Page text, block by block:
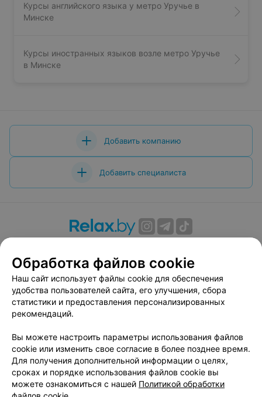
Курсы английского языка у метро Уручье в
Минске
Курсы иностранных языков возле метро Уручье
в Минске
Добавить компанию
Добавить специалиста
Вакансии
Публичный договор
Способы оплаты
Публичный договор по использованию сервиса
«Афиша»
Пользовательское соглашение
Связаться по вопросам сотрудничества
Написать руководителю relax.by
Персональные настройки cookie
Обработка персональных данных
Обработка файлов cookie
Наш сайт использует файлы cookie для обеспечения
удобства пользователей сайта, его улучшения, сбора
статистики и предоставления персонализированных
рекомендаций.
Вы можете настроить параметры использования файлов
cookie или изменить свое согласие в более позднее время.
Для получения дополнительной информации о целях,
сроках и порядке использования файлов cookie вы
можете ознакомиться с нашей Политикой обработки